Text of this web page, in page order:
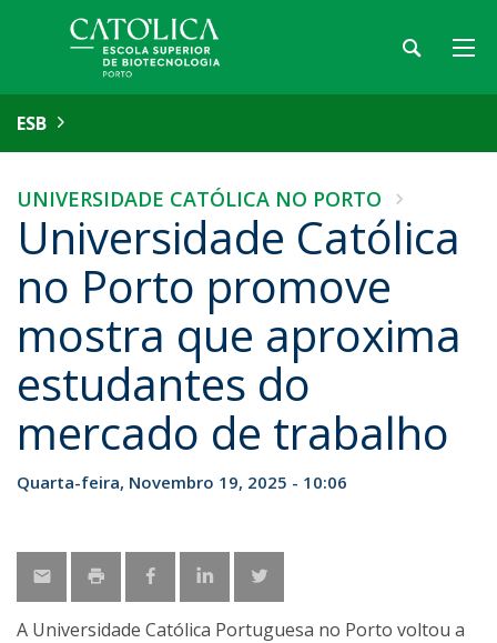
ESB
UNIVERSIDADE CATÓLICA NO PORTO
Universidade Católica
no Porto promove
mostra que aproxima
estudantes do
mercado de trabalho
Quarta-feira, Novembro 19, 2025 - 10:06
A Universidade Católica Portuguesa no Porto voltou a